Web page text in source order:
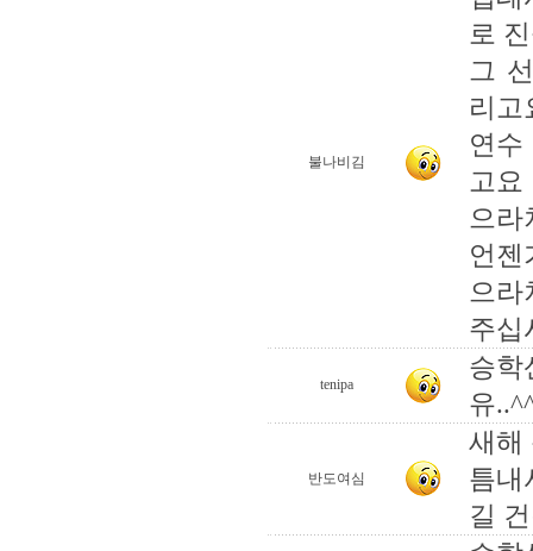
불나비김
로
그
리고
연
고요
으라
언
으라
주십
tenipa
승
유
반도여심
새해
틈내
길